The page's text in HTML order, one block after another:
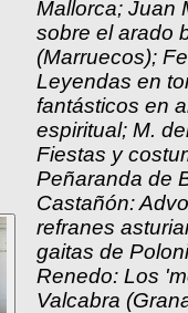
Mallorca; Juan
sobre el arado
(Marruecos);
Leyendas en
fantásticos en
espiritual; M.
Fiestas y
Peñaranda de
Castañón:
refranes
gaitas de
Renedo: Los
Valcabra